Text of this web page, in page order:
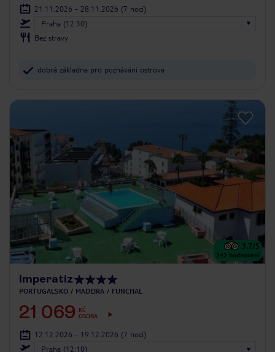
21.11.2026 - 28.11.2026 (7 nocí)
Praha (12:30)
Bez stravy
dobrá základna pro poznávání ostrova
3.7/5
242 hodnocení
Imperatiz
PORTUGALSKO MADEIRA FUNCHAL
21 069
KČ
OSOBA
12.12.2026 - 19.12.2026 (7 nocí)
Praha (12:10)